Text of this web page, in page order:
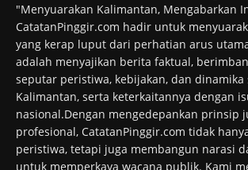
"Menyuarakan Kalimantan, Mengabarkan
CatatanPinggir.com hadir untuk
yang kerap luput dari perhatian arus
adalah menyajikan berita faktual,
seputar peristiwa, kebijakan, dan dinamika
Kalimantan, serta keterkaitannya dengan
nasional.Dengan mengedepankan prinsip
profesional, CatatanPinggir.com tidak
peristiwa, tetapi juga membangun narasi
untuk memperkaya wacana publik. Kami